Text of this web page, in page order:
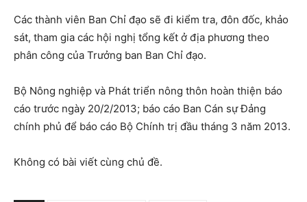
Các thành viên Ban Chỉ đạo sẽ đi kiểm tra, đôn đốc, khảo
sát, tham gia các hội nghị tổng kết ở địa phương theo
phân công của Trưởng ban Ban Chỉ đạo.
Bộ Nông nghiệp và Phát triển nông thôn hoàn thiện báo
cáo trước ngày 20/2/2013; báo cáo Ban Cán sự Đảng
chính phủ để báo cáo Bộ Chính trị đầu tháng 3 năm 2013.
Không có bài viết cùng chủ đề.